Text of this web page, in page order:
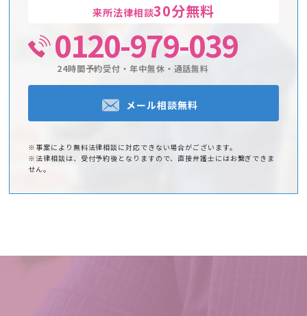
来所法律相談30分無料
0120-979-039
24時間予約受付・年中無休・通話無料
メール相談無料
※事案により無料法律相談に対応できない場合がございます。
※法律相談は、受付予約後となりますので、直接弁護士にはお繋ぎできま
せん。